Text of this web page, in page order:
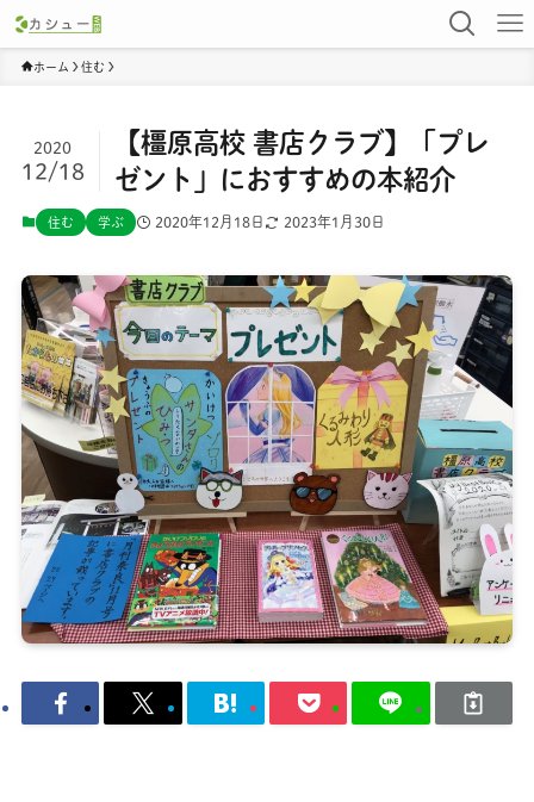
ホーム 住む
【橿原高校 書店クラブ】「プレ
ゼント」におすすめの本紹介
2020
12/18
住む 学ぶ 2020年12月18日 2023年1月30日